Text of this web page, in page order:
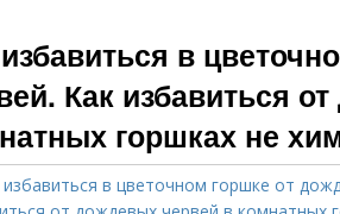
в
Как избавиться
горшках не